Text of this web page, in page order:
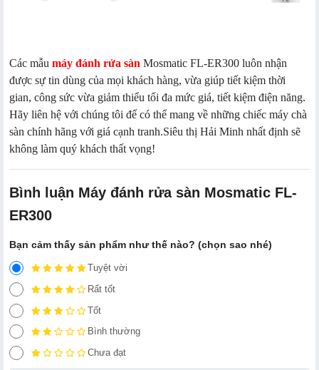
Các mẫu máy đánh rửa sàn Mosmatic FL-ER300 luôn nhận
được sự tin dùng của mọi khách hàng, vừa giúp tiết kiệm thời
gian, công sức vừa giảm thiểu tối đa mức giá, tiết kiệm điện năng.
Hãy liên hệ với chúng tôi để có thể mang về những chiếc máy chà
sàn chính hãng với giá cạnh tranh.Siêu thị Hải Minh nhất định sẽ
không làm quý khách thất vọng!
Bình luận Máy đánh rửa sàn Mosmatic FL-
ER300
Bạn cảm thấy sản phẩm như thế nào? (chọn sao nhé)
Tuyệt vời
Rất tốt
Tốt
Bình thường
Chưa đạt